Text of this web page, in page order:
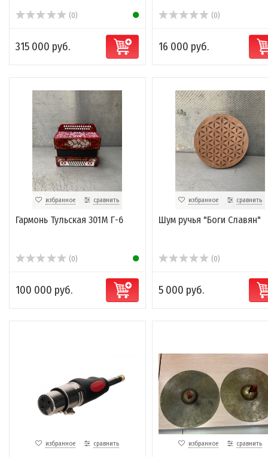
(0)
315 000 руб.
(0)
16 000 руб.
избранное сравнить
Гармонь Тульская 301М Г-6
(0)
100 000 руб.
избранное сравнить
Шум ручья "Боги Славян"
(0)
5 000 руб.
избранное сравнить избранное сравнить